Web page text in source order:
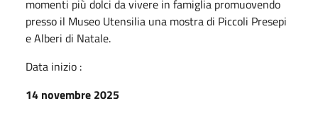
momenti più dolci da vivere in famiglia promuovendo
presso il Museo Utensilia una mostra di Piccoli Presepi
e Alberi di Natale.
Data inizio :
14 novembre 2025